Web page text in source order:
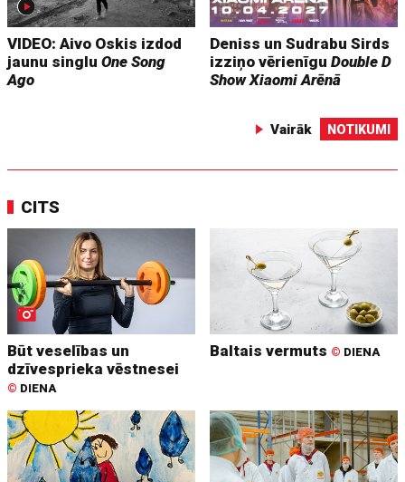
VIDEO: Aivo Oskis izdod
jaunu singluOne Song
Ago
Deniss un Sudrabu Sirds
izziņo vērienīguDouble D
Show Xiaomi Arēnā
Vairāk NOTIKUMI
CITS
Būt veselības un
dzīvesprieka vēstnesei
© DIENA
Baltais vermuts © DIENA